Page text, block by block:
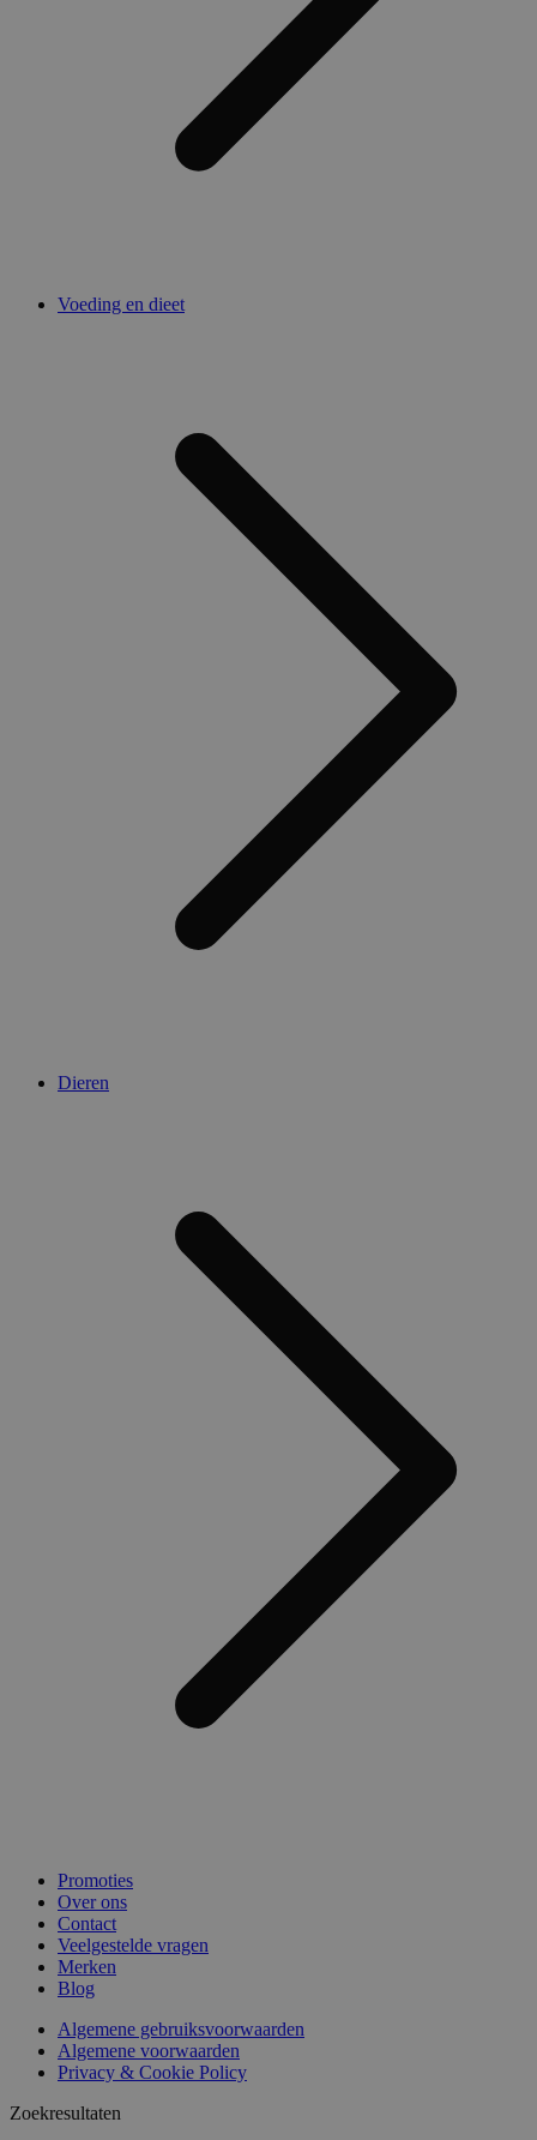
Voeding en dieet
Dieren
Promoties
Over ons
Contact
Veelgestelde vragen
Merken
Blog
Algemene gebruiksvoorwaarden
Algemene voorwaarden
Privacy & Cookie Policy
Zoekresultaten